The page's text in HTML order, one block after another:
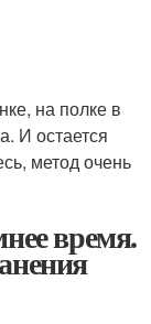
на полке в
И остается
метод очень
время.